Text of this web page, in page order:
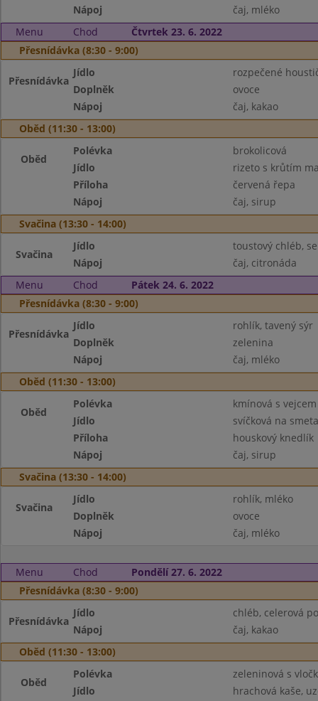
Nápoj
čaj, mléko
Menu
Chod
Čtvrtek 23. 6. 2022
Přesnídávka (8:30 - 9:00)
Přesnídávka
Jídlo
rozpečené
Doplněk
ovoce
Nápoj
čaj, kakao
Oběd (11:30 - 13:00)
Oběd
Polévka
brokolicová
Jídlo
rizeto s krůtím
Příloha
červená řepa
Nápoj
čaj, sirup
Svačina (13:30 - 14:00)
Svačina
Jídlo
toustový chléb,
Nápoj
čaj, citronáda
Menu
Chod
Pátek 24. 6. 2022
Přesnídávka (8:30 - 9:00)
Přesnídávka
Jídlo
rohlík, tavený sýr
Doplněk
zelenina
Nápoj
čaj, mléko
Oběd (11:30 - 13:00)
Oběd
Polévka
kmínová s vejcem
Jídlo
svíčková na
Příloha
houskový knedlík
Nápoj
čaj, sirup
Svačina (13:30 - 14:00)
Svačina
Jídlo
rohlík, mléko
Doplněk
ovoce
Nápoj
čaj, mléko
Menu Chod
Pondělí 27. 6. 2022
Přesnídávka (8:30 - 9:00)
Přesnídávka
Jídlo
chléb, celerová
Nápoj
čaj, kakao
Oběd (11:30 - 13:00)
Oběd
Polévka
zeleninová s
Jídlo
hrachová kaše,